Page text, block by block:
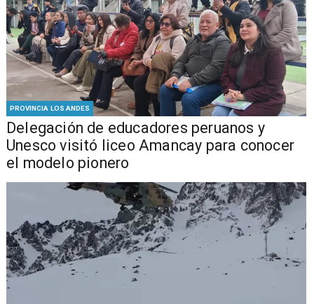
PROVINCIA LOS ANDES
Delegación de educadores peruanos y
Unesco visitó liceo Amancay para conocer
el modelo pionero